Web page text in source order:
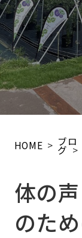
HOME ブロ
グ
体の
のた